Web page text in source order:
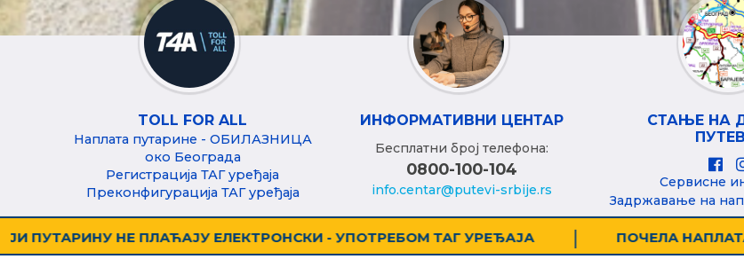
TOLL FOR ALL
Наплата путарине - ОБИЛАЗНИЦА
око Београда
Регистрација ТАГ уређаја
Преконфигурација ТАГ уређаја
ИНФОРМАТИВНИ ЦЕНТАР
Бесплатни број телефона:
0800-100-104
info.centar@putevi-srbije.rs
СТАЊЕ НА
Сервисне
Задржавање на
ТАГ УРЕЂАЈА ПОЧЕЛА НАПЛАТА ПУТАРИНЕ ЗА ВОЗИЛА IV КАТЕГОРИЈЕ НА